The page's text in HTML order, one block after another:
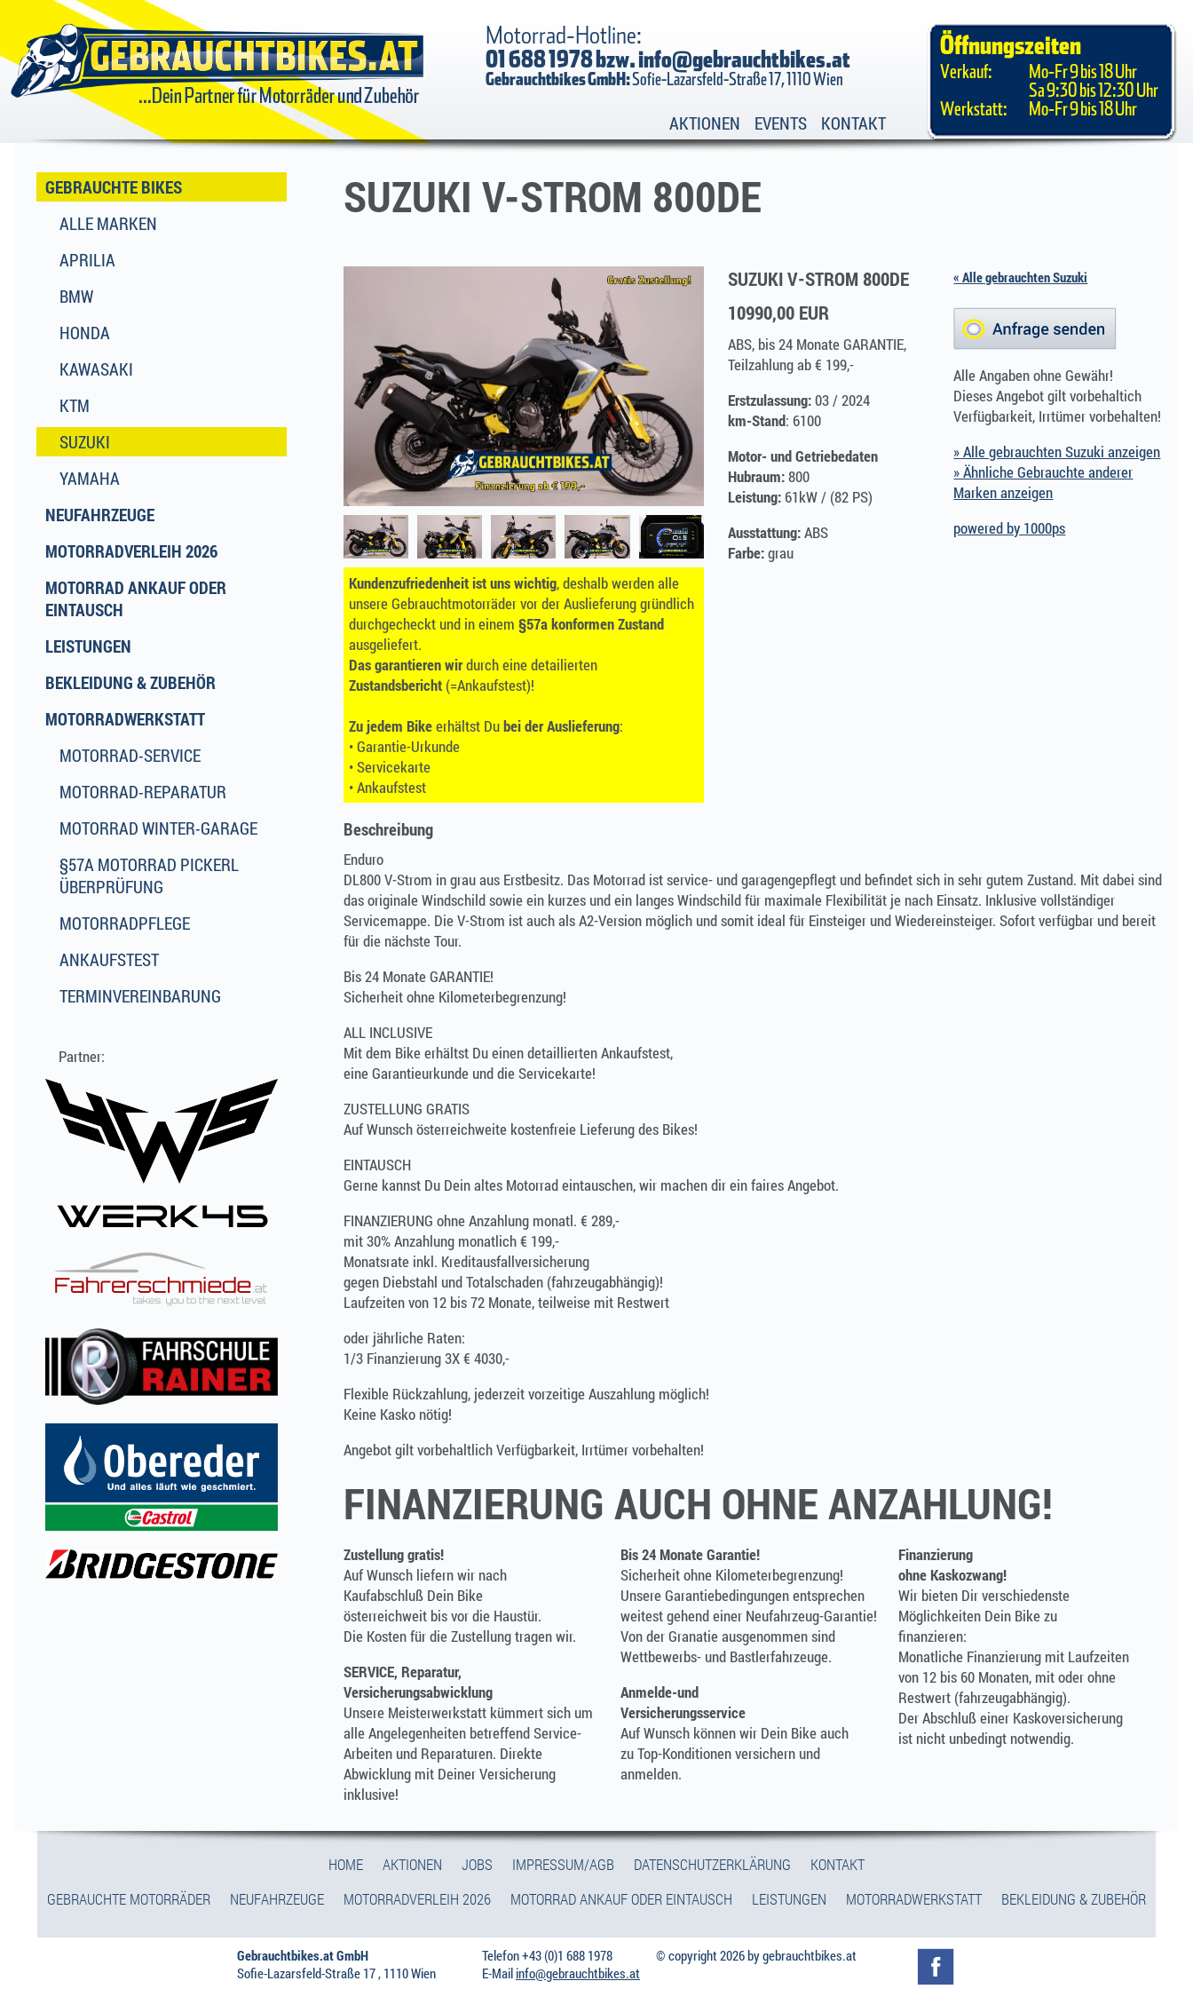
GEBRAUCHTBIKES
...DEIN
PARTNER FÜR
MOTORRÄDER
Motorrad-Hotline:
01 688 1978 bzw. info@gebrauchtbikes.at
Gebrauchtbikes GmbH:Sofie-Lazarsfeld-Straße 17, 1110 Wien
Öffnungszeiten
Verkauf:
Mo-Fr 9 bis 18 Uhr
Sa 9:30 bis 12:30 Uhr
Werkstatt:
Mo-Fr 9 bis 18 Uhr
AKTIONEN EVENTS KONTAKT
SUZUKI V-STROM 800DE
Kundenzufriedenheit ist uns wichtig, deshalb werden alle
unsere Gebrauchtmotorräder vor der Auslieferung gründlich
durchgecheckt und in einem §57a konformen Zustand
ausgeliefert.
Das garantieren wirdurch eine detailierten
Zustandsbericht (=Ankaufstest)!
Zu jedem Bikeerhältst Dubei der Auslieferung:
• Garantie-Urkunde
• Servicekarte
• Ankaufstest
SUZUKI V-STROM 800DE
10990,00 EUR
ABS, bis 24 Monate GARANTIE,
Teilzahlung ab € 199,-
Erstzulassung:03 / 2024
km-Stand: 6100
Motor- und Getriebedaten
Hubraum:800
Leistung: 61kW / (82 PS)
Ausstattung:ABS
Farbe:grau
« Alle gebrauchten Suzuki
Alle Angaben ohne Gewähr!
Dieses Angebot gilt vorbehaltich
Verfügbarkeit, Irrtümer vorbehalten!
» Alle gebrauchten Suzuki anzeigen
» Ähnliche Gebrauchte anderer
Marken anzeigen
powered by 1000ps
Beschreibung
Enduro
DL800 V-Strom in grau aus Erstbesitz. Das Motorrad ist service- und garagengepflegt und befindet sich in sehr gutem Zustand. Mit dabei sind
das originale Windschild sowie ein kurzes und ein langes Windschild für maximale Flexibilität je nach Einsatz. Inklusive vollständiger
Servicemappe. Die V-Strom ist auch als A2-Version möglich und somit ideal für Einsteiger und Wiedereinsteiger. Sofort verfügbar und bereit
für die nächste Tour.
Bis 24 Monate GARANTIE!
Sicherheit ohne Kilometerbegrenzung!
ALL INCLUSIVE
Mit dem Bike erhältst Du einen detaillierten Ankaufstest,
eine Garantieurkunde und die Servicekarte!
ZUSTELLUNG GRATIS
Auf Wunsch österreichweite kostenfreie Lieferung des Bikes!
EINTAUSCH
Gerne kannst Du Dein altes Motorrad eintauschen, wir machen dir ein faires Angebot.
FINANZIERUNG ohne Anzahlung monatl. € 289,-
mit 30% Anzahlung monatlich € 199,-
Monatsrate inkl. Kreditausfallversicherung
gegen Diebstahl und Totalschaden (fahrzeugabhängig)!
Laufzeiten von 12 bis 72 Monate, teilweise mit Restwert
oder jährliche Raten:
1/3 Finanzierung 3X € 4030,-
Flexible Rückzahlung, jederzeit vorzeitige Auszahlung möglich!
Keine Kasko nötig!
Angebot gilt vorbehaltlich Verfügbarkeit, Irrtümer vorbehalten!
FINANZIERUNG AUCH OHNE ANZAHLUNG!
Zustellung gratis!
Auf Wunsch liefern wir nach
Kaufabschluß Dein Bike
österreichweit bis vor die Haustür.
Die Kosten für die Zustellung tragen wir.
SERVICE, Reparatur,
Versicherungsabwicklung
Unsere Meisterwerkstatt kümmert sich um
alle Angelegenheiten betreffend Service-
Arbeiten und Reparaturen. Direkte
Abwicklung mit Deiner Versicherung
inklusive!
Bis 24 Monate Garantie!
Sicherheit ohne Kilometerbegrenzung!
Unsere Garantiebedingungen entsprechen
weitest gehend einer Neufahrzeug-Garantie!
Von der Granatie ausgenommen sind
Wettbewerbs- und Bastlerfahrzeuge.
Anmelde-und
Versicherungsservice
Auf Wunsch können wir Dein Bike auch
zu Top-Konditionen versichern und
anmelden.
Finanzierung
ohne Kaskozwang!
Wir bieten Dir verschiedenste
Möglichkeiten Dein Bike zu
finanzieren:
Monatliche Finanzierung mit Laufzeiten
von 12 bis 60 Monaten, mit oder ohne
Restwert (fahrzeugabhängig).
Der Abschluß einer Kaskoversicherung
ist nicht unbedingt notwendig.
GEBRAUCHTE BIKES
ALLE MARKEN
APRILIA
BMW
HONDA
KAWASAKI
KTM
SUZUKI
YAMAHA
NEUFAHRZEUGE
MOTORRADVERLEIH 2026
MOTORRAD ANKAUF ODER
EINTAUSCH
LEISTUNGEN
BEKLEIDUNG & ZUBEHÖR
MOTORRADWERKSTATT
MOTORRAD-SERVICE
MOTORRAD-REPARATUR
MOTORRAD WINTER-GARAGE
§57A MOTORRAD PICKERL
ÜBERPRÜFUNG
MOTORRADPFLEGE
ANKAUFSTEST
TERMINVEREINBARUNG
HOME AKTIONEN JOBS IMPRESSUM/AGB DATENSCHUTZERKLÄRUNG
KONTAKT
GEBRAUCHTE MOTORRÄDER
NEUFAHRZEUGE MOTORRADVERLEIH 2026 MOTORRAD ANKAUF ODER EINTAUSCH LEISTUNGEN MOTORRADWERKSTATT BEKLEIDUNG & ZUBEHÖR
Gebrauchtbikes.at GmbH
Sofie-Lazarsfeld-Straße 17 , 1110 Wien
Telefon +43 (0)1 688 1978
E-Mail info@gebrauchtbikes.at
© copyright 2026 by gebrauchtbikes.at